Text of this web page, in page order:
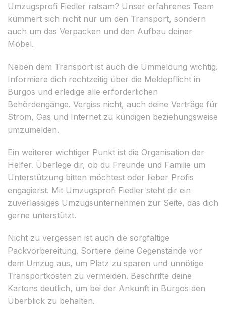
Umzugsprofi Fiedler ratsam? Unser erfahrenes Team
kümmert sich nicht nur um den Transport, sondern
auch um das Verpacken und den Aufbau deiner
Möbel.
Neben dem Transport ist auch die Ummeldung wichtig.
Informiere dich rechtzeitig über die Meldepflicht in
Burgos und erledige alle erforderlichen
Behördengänge. Vergiss nicht, auch deine Verträge für
Strom, Gas und Internet zu kündigen beziehungsweise
umzumelden.
Ein weiterer wichtiger Punkt ist die Organisation der
Helfer. Überlege dir, ob du Freunde und Familie um
Unterstützung bitten möchtest oder lieber Profis
engagierst. Mit Umzugsprofi Fiedler steht dir ein
zuverlässiges Umzugsunternehmen zur Seite, das dich
gerne unterstützt.
Nicht zu vergessen ist auch die sorgfältige
Packvorbereitung. Sortiere deine Gegenstände vor
dem Umzug aus, um Platz zu sparen und unnötige
Transportkosten zu vermeiden. Beschrifte deine
Kartons deutlich, um bei der Ankunft in Burgos den
Überblick zu behalten.